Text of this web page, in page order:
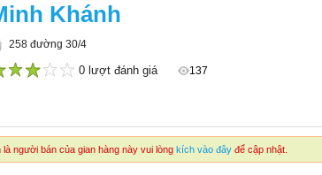
Khánh
258 đường 30/4
0 lượt đánh giá 137
người bán của gian hàng này vui lòng kích vào đây để cập nhật.